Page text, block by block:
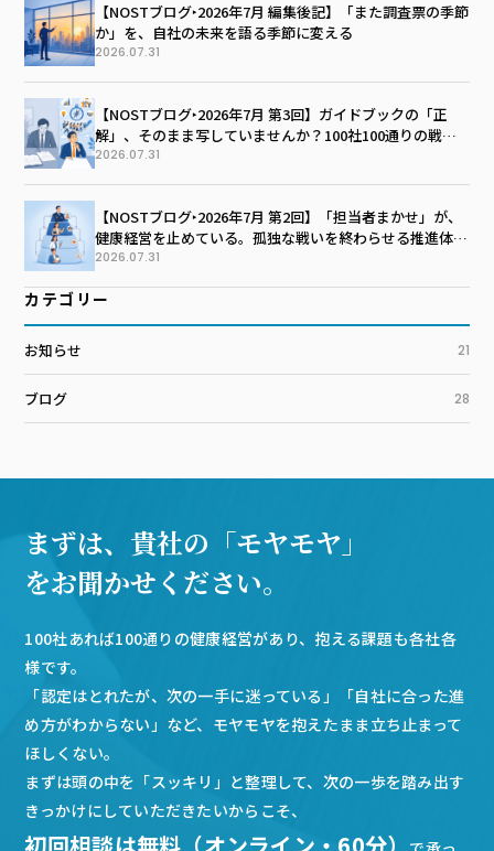
【NOSTブログ‣2026年7月 編集後記】「また調査票の季節
か」を、自社の未来を語る季節に変える
2026.07.31
【NOSTブログ‣2026年7月 第3回】ガイドブックの「正
解」、そのまま写していませんか？100社100通りの戦略
マップを描く技術
2026.07.31
【NOSTブログ‣2026年7月 第2回】「担当者まかせ」が、
健康経営を止めている。孤独な戦いを終わらせる推進体制
のつくり方
2026.07.31
カテゴリー
お知らせ 21
ブログ 28
まずは、貴社の「モヤモヤ」
をお聞かせください。
100社あれば100通りの健康経営があり、抱える課題も各社各
様です。
「認定はとれたが、次の一手に迷っている」「自社に合った進
め方がわからない」など、モヤモヤを抱えたまま立ち止まって
ほしくない。
まずは頭の中を「スッキリ」と整理して、次の一歩を踏み出す
きっかけにしていただきたいからこそ、